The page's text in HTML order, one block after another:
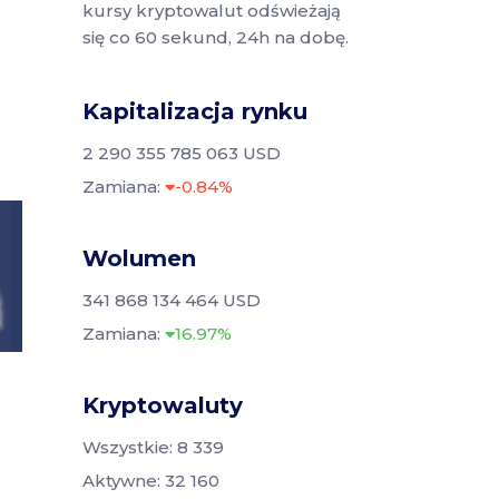
kursy kryptowalut odświeżają
się co 60 sekund, 24h na dobę.
Kapitalizacja rynku
2 290 355 785 063 USD
Zamiana:
-0.84%
Wolumen
341 868 134 464 USD
Zamiana:
16.97%
Kryptowaluty
Wszystkie: 8 339
Aktywne: 32 160